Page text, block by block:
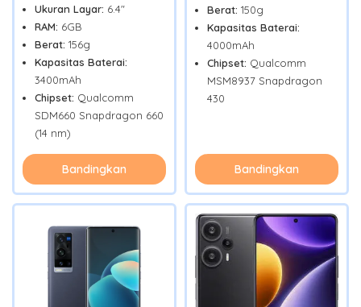
Ukuran Layar: 6.4"
RAM: 6GB
Berat: 156g
Kapasitas Baterai:
3400mAh
Chipset: Qualcomm
SDM660 Snapdragon 660
(14 nm)
Bandingkan
Berat: 150g
Kapasitas Baterai:
4000mAh
Chipset: Qualcomm
MSM8937 Snapdragon
430
Bandingkan